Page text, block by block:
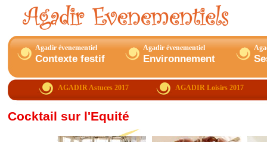
Agadir évenementiel
Contexte festif
Agadir évenementiel
Environnement
AGADIRAstuces 2017 AGADIR Loisirs 2017
Cocktail sur l'Equité